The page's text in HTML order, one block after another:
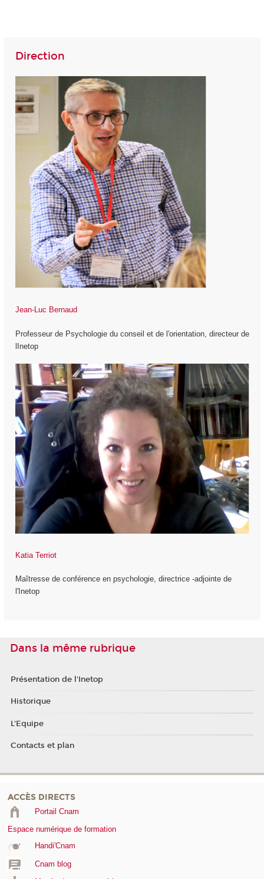
Direction
Jean-Luc Bernaud
Professeur de Psychologie du conseil et de l'orientation, directeur de
lInetop
Katia Terriot
Maîtresse de conférence en psychologie, directrice -adjointe de
l'Inetop
Dans la même rubrique
Présentation de l'Inetop
Historique
L'Equipe
Contacts et plan
ACCÈS DIRECTS
Portail Cnam
Espace numérique de formation
Handi'Cnam
Cnam blog